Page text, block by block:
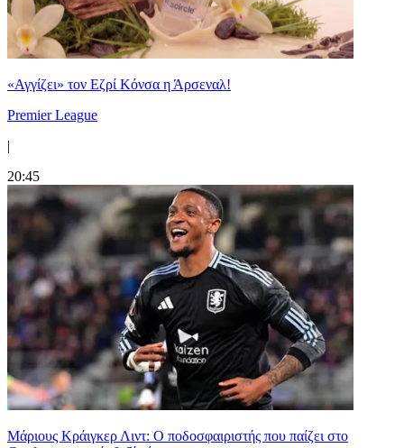
«Αγγίζει» τον Εζρί Κόνσα η Άρσεναλ!
Premier League
|
20:45
Μάριους Κράιγκερ Λιντ: Ο ποδοσφαιριστής που παίζει στο